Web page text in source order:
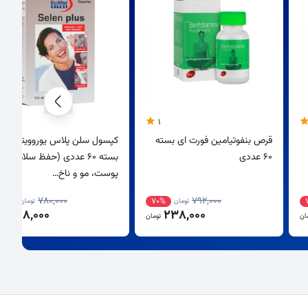
1
قرص بنفوتیامین فورت ای بسته
60 عددی
792,000 تومان 70%
238,000 تومان
کپسول سلن پلاس یوروویتال
بسته 60 عددی (حفظ سلامت
پوست، مو و ناخ…
780,000 تومان
298,000